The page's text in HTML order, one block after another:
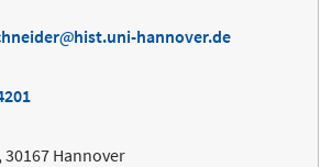
hist.uni-hannover.de
30167 Hannover